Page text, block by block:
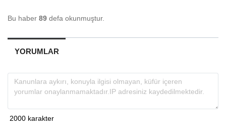
Bu haber 89 defa okunmuştur.
YORUMLAR